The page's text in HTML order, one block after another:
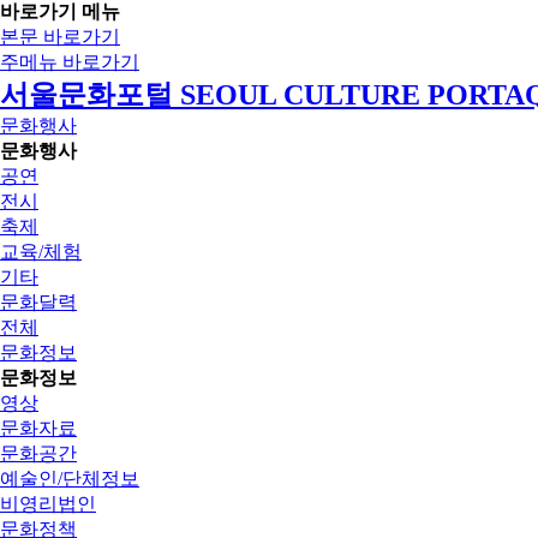
바로가기 메뉴
본문 바로가기
주메뉴 바로가기
서울문화포털 SEOUL CULTURE
문화행사
문화행사
공연
전시
축제
교육/체험
기타
문화달력
전체
문화정보
문화정보
영상
문화자료
문화공간
예술인/단체정보
비영리법인
문화정책